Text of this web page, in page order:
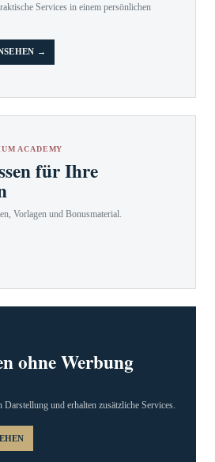
Services in einem persönlichen
→
ACADEMY
für Ihre
Vorlagen und Bonusmaterial.
ohne Werbung
und erhalten zusätzliche Services.